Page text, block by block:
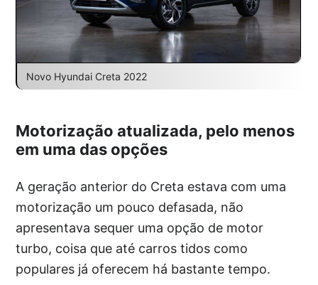
Novo Hyundai Creta 2022
Motorização atualizada, pelo menos
em uma das opções
A geração anterior do Creta estava com uma
motorização um pouco defasada, não
apresentava sequer uma opção de motor
turbo, coisa que até carros tidos como
populares já oferecem há bastante tempo.